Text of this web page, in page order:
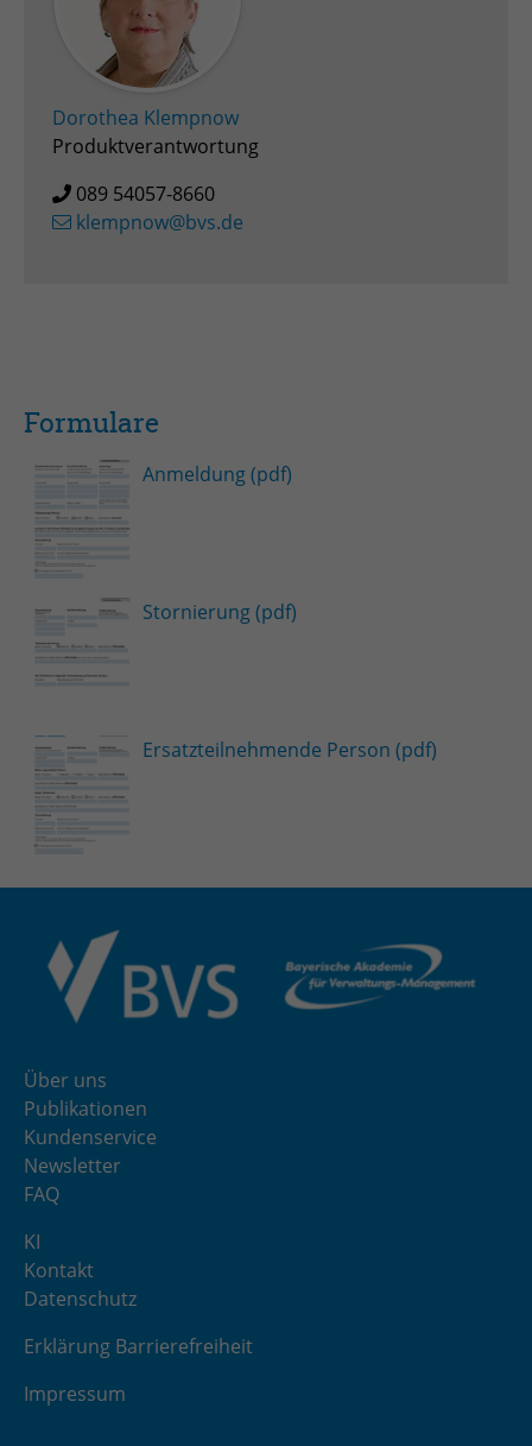
Dorothea Klempnow
Produktverantwortung
089 54057-8660
klempnow@bvs.de
Formulare
Anmeldung (pdf)
Stornierung (pdf)
Ersatzteilnehmende Person (pdf)
Über uns
Publikationen
Kundenservice
Newsletter
FAQ
KI
Kontakt
Datenschutz
Erklärung Barrierefreiheit
Impressum
Admin-Login Redaktionssystem
Name PHPSESSID
Laufzeit Session